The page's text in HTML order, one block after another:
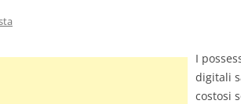
I
digitali
costosi